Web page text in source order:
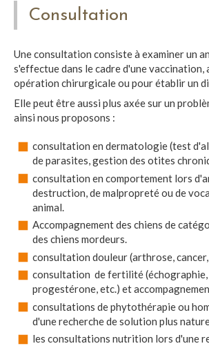
Consultation
Une consultation consiste à examiner un
s'effectue dans le cadre d'une
opération chirurgicale ou pour établir un
Elle peut être aussi plus axée sur un
ainsi nous proposons :
consultation en dermatologie (test
de parasites, gestion des otites
consultation en comportement lors
destruction, de malpropreté ou de
animal.
Accompagnement des chiens de
des chiens mordeurs.
consultation douleur (arthrose,
consultation de fertilité
progestérone, etc.) et
consultations de phytothérapie ou
d'une recherche de solution plus
les consultations nutrition lors d'une